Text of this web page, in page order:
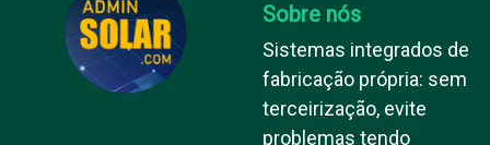
Sobre nós
Sistemas integrados de
fabricação própria: sem
terceirização, evite
problemas tendo